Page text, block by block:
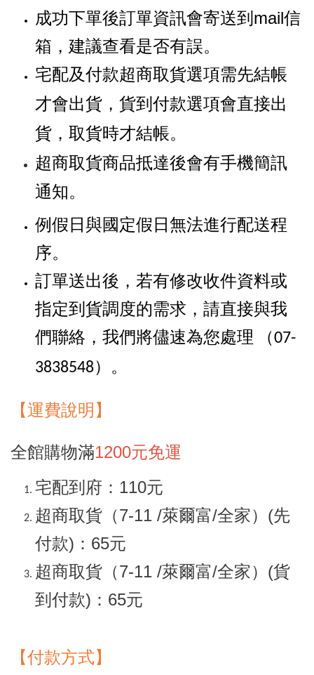
成功下單後訂單資訊會寄送到mail信
箱，建議查看是否有誤。
宅配及付款超商取貨選項需先結帳
才會出貨，貨到付款選項會直接出
貨，取貨時才結帳。
超商取貨商品抵達後會有手機簡訊
通知。
例假日與國定假日無法進行配送程
序。
訂單送出後，若有修改收件資料或
指定到貨調度的需求，請直接與我
們聯絡，我們將儘速為您處理 （07-
3838548） 。
【運費說明】
全館購物滿1200元免運
宅配到府：110元
超商取貨（7-11 /萊爾富/全家）(先
付款)：65元
超商取貨（7-11 /萊爾富/全家）(貨
到付款)：65元
【付款方式】